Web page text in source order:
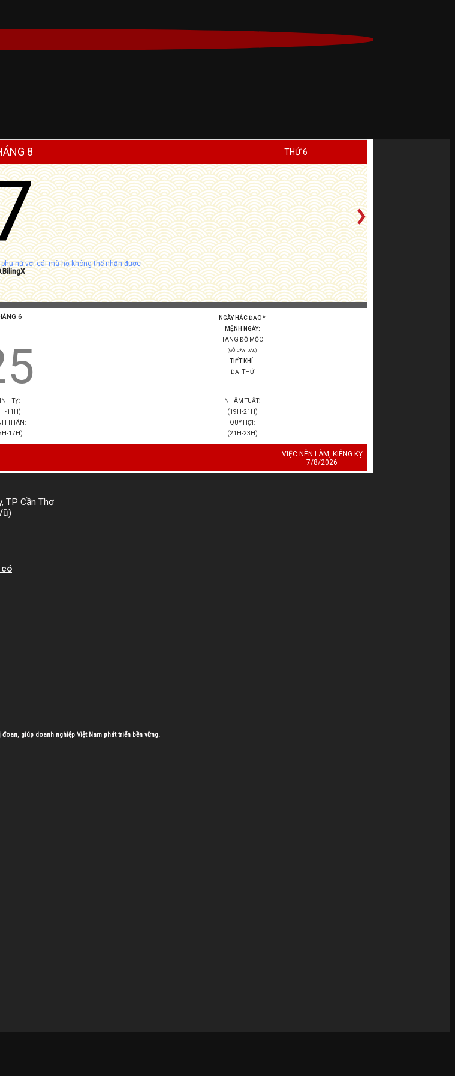
8 THỨ 6
nữ với cái mà họ không thể nhận được
6
NGÀY HẮC ĐẠO *
MỆNH NGÀY:
TANG ĐỒ MỘC
(GỖ CÂY DÂU)
TIẾT KHÍ:
ĐẠI THỬ
TỴ:
11H)
THÂN:
17H)
NHÂM TUẤT:
(19H-21H)
QUÝ HỢI:
(21H-23H)
VIỆC NÊN LÀM, KIÊNG KỴ
7/8/2026
TP Cần Thơ
có
giúp doanh nghiệp Việt Nam phát triển bền vững.